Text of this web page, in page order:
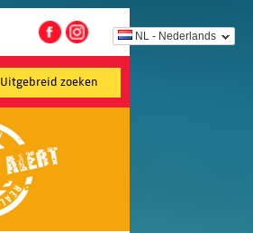
NL - Nederlands
Uitgebreid zoeken